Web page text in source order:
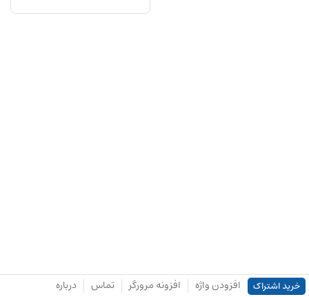
خرید اشتراک افزودن واژه افزونه مرورگر تماس درباره